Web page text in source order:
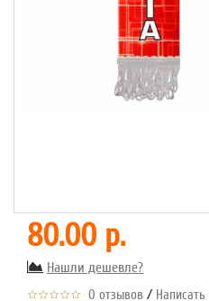
80.00 р.
Нашли дешевле?
0 отзывов /